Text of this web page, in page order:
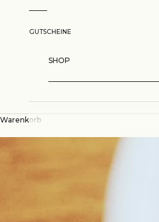
GUTSCHEINE
SHOP
Warenkorb